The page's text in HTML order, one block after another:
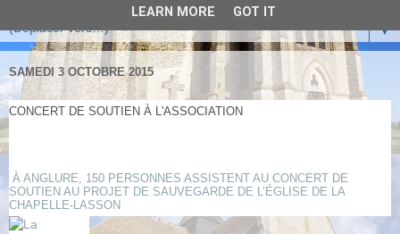
▼
SAMEDI 3 OCTOBRE 2015
CONCERT DE SOUTIEN À L'ASSOCIATION
À ANGLURE, 150 PERSONNES ASSISTENT AU CONCERT DE
SOUTIEN AU PROJET DE SAUVEGARDE DE L’ÉGLISE DE LA
CHAPELLE-LASSON
LEARN MORE GOT IT